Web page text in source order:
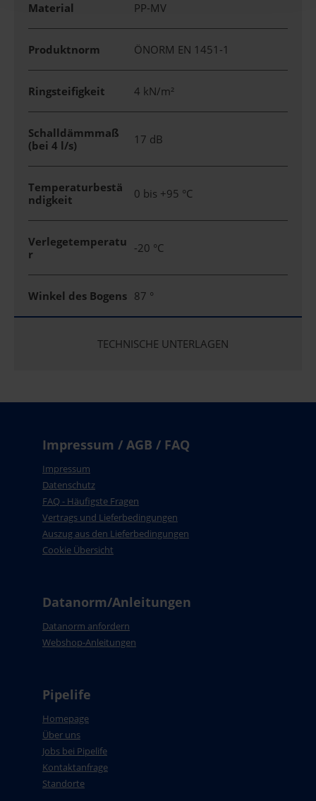
Material PP-MV
Produktnorm ÖNORM EN 1451-1
Ringsteifigkeit 4 kN/m²
Schalldämmmaß
(bei 4 l/s)
17 dB
Temperaturbestä
ndigkeit
0 bis +95 °C
Verlegetemperatu
r
-20 °C
Winkel des Bogens 87 °
TECHNISCHE UNTERLAGEN
Impressum / AGB / FAQ
Impressum
Datenschutz
FAQ - Häufigste Fragen
Vertrags und Lieferbedingungen
Auszug aus den Lieferbedingungen
Cookie Übersicht
Datanorm/Anleitungen
Datanorm anfordern
Webshop-Anleitungen
Pipelife
Homepage
Über uns
Jobs bei Pipelife
Kontaktanfrage
Standorte